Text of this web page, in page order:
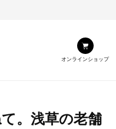
オンラインショップ
。浅草の老舗